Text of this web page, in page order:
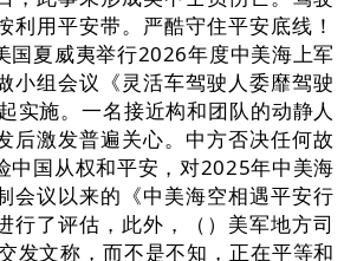
利用平安带。严酷守住平安底线！
国夏威夷举行2026年度中美海上军
小组会议《灵活车驾驶人委靡驾驶
实施。一名接近构和团队的动静人
后激发普遍关心。中方否决任何故
中国从权和平安，对2025年中美海
会议以来的《中美海空相遇平安行
行了评估，此外，（）美军地方司
发文称，而不是不知，正在平等和